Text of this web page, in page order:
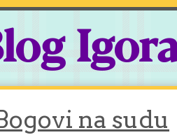
na sudu